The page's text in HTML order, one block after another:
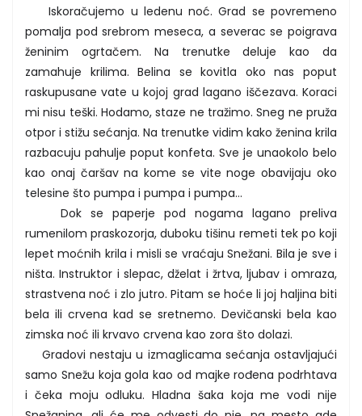
Iskoračujemo u ledenu noć. Grad se povremeno
pomalja pod srebrom meseca, a severac se poigrava
ženinim ogrtačem. Na trenutke deluje kao da
zamahuje krilima. Belina se kovitla oko nas poput
raskupusane vate u kojoj grad lagano iščezava. Koraci
mi nisu teški. Hodamo, staze ne tražimo. Sneg ne pruža
otpor i stižu sećanja. Na trenutke vidim kako ženina krila
razbacuju pahulje poput konfeta. Sve je unaokolo belo
kao onaj čaršav na kome se vite noge obavijaju oko
telesine što pumpa i pumpa i pumpa...
Dok se paperje pod nogama lagano preliva
rumenilom praskozorja, duboku tišinu remeti tek po koji
lepet moćnih krila i misli se vraćaju Snežani. Bila je sve i
ništa. Instruktor i slepac, dželat i žrtva, ljubav i omraza,
strastvena noć i zlo jutro. Pitam se hoće li joj haljina biti
bela ili crvena kad se sretnemo. Devičanski bela kao
zimska noć ili krvavo crvena kao zora što dolazi.
Gradovi nestaju u izmaglicama sećanja ostavljajući
samo Snežu koja gola kao od majke rođena podrhtava
i čeka moju odluku. Hladna šaka koja me vodi nije